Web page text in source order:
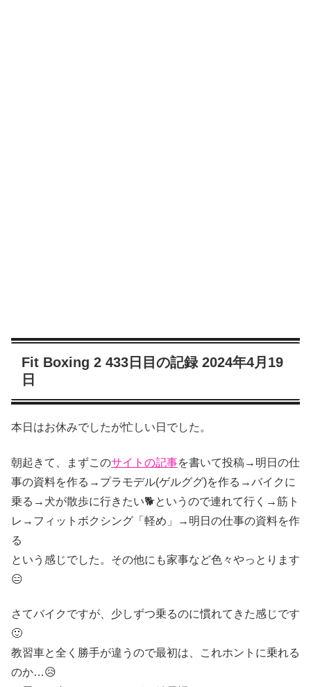
Fit Boxing 2 433日目の記録 2024年4月19
日
本日はお休みでしたが忙しい日でした。
朝起きて、まずこのサイトの記事を書いて投稿→明日の仕
事の資料を作る→プラモデル(ゲルググ)を作る→バイクに
乗る→犬が散歩に行きたい🐕️というので連れて行く→筋ト
レ→フィットボクシング「軽め」→明日の仕事の資料を作
る
という感じでした。その他にも家事など色々やっとります
😑
さてバイクですが、少しずつ乗るのに慣れてきた感じです
🙂
教習車と全く勝手が違うので最初は、これホントに乗れる
のか…😥